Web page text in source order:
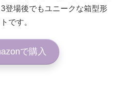
登場後でもユニークな箱型形
です。
で購入